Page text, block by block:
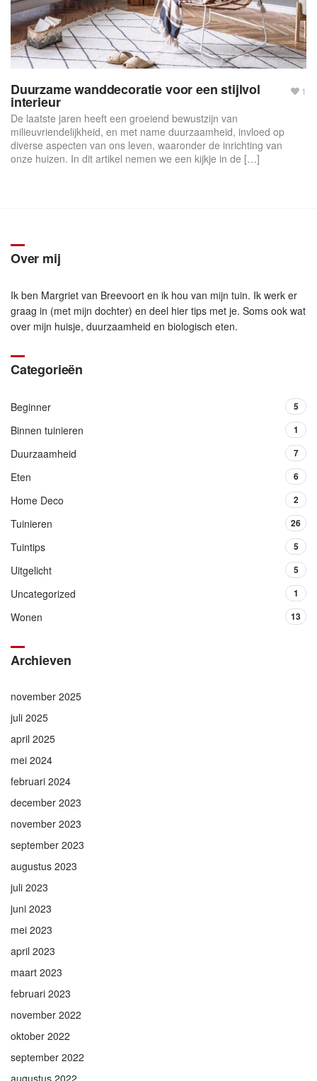
Duurzame wanddecoratie voor een stijlvol
interieur
De laatste jaren heeft een groeiend bewustzijn van
milieuvriendelijkheid, en met name duurzaamheid, invloed op
diverse aspecten van ons leven, waaronder de inrichting van
onze huizen. In dit artikel nemen we een kijkje in de […]
1
Over mij
Ik ben Margriet van Breevoort en ik hou van mijn tuin. Ik werk er
graag in (met mijn dochter) en deel hier tips met je. Soms ook wat
over mijn huisje, duurzaamheid en biologisch eten.
Categorieën
Beginner 5
Binnen tuinieren 1
Duurzaamheid 7
Eten 6
Home Deco 2
Tuinieren 26
Tuintips 5
Uitgelicht 5
Uncategorized 1
Wonen 13
Archieven
november 2025
juli 2025
april 2025
mei 2024
februari 2024
december 2023
november 2023
september 2023
augustus 2023
juli 2023
juni 2023
mei 2023
april 2023
maart 2023
februari 2023
november 2022
oktober 2022
september 2022